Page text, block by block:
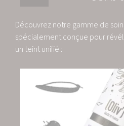
Découvrez notre gamme de
spécialement conçue pour
un teint unifié :